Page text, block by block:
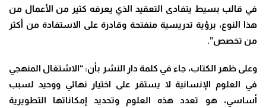
في قالب بسيط يتفادى التعقيد الذي يعرفه كثير من الأعمال من
هذا النوع، برؤية تدريسية منفتحة وقادرة على الاستفادة من أكثر
من تخصص”.
وعلى ظهر الكتاب، جاء في كلمة دار النشر بأن: “الاشتغال المنهجي
في العلوم الإنسانية لا يستقر على اختيار نهائي ووحيد لسبب
أساسي، هو تعدد هذه العلوم وتحديد إمكاناتها التطويرية